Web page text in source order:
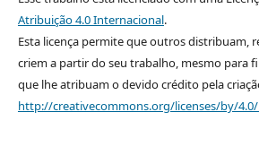
Atribuição 4.0 Internacional.
Esta licença permite que outros distribuam,
criem a partir do seu trabalho, mesmo para
que lhe atribuam o devido crédito pela
http://creativecommons.org/licenses/by/